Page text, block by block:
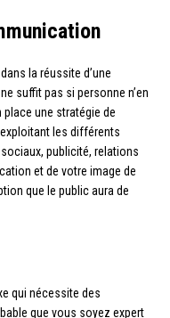
la réussite d’une
suffit pas si personne n’en
une stratégie de
les différents
publicité, relations
et de votre image de
que le public aura de
qui nécessite des
que vous soyez expert